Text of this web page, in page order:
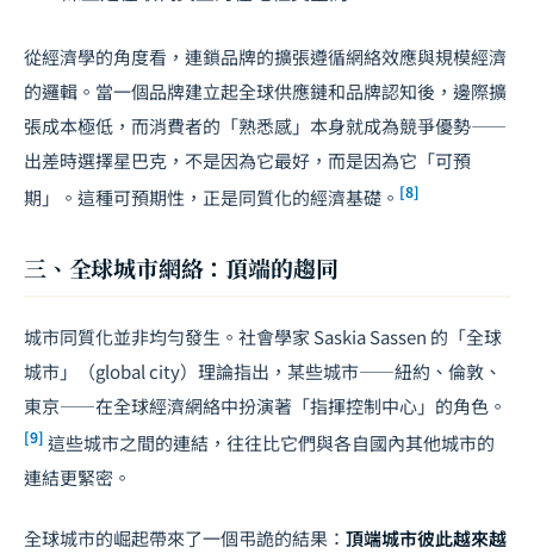
從經濟學的角度看，連鎖品牌的擴張遵循網絡效應與規模經濟
的邏輯。當一個品牌建立起全球供應鏈和品牌認知後，邊際擴
張成本極低，而消費者的「熟悉感」本身就成為競爭優勢——
出差時選擇星巴克，不是因為它最好，而是因為它「可預
期」。這種可預期性，正是同質化的經濟基礎。 [8]
三、全球城市網絡：頂端的趨同
城市同質化並非均勻發生。社會學家 Saskia Sassen 的「全球
城市」（global city）理論指出，某些城市——紐約、倫敦、
東京——在全球經濟網絡中扮演著「指揮控制中心」的角色。
[9] 這些城市之間的連結，往往比它們與各自國內其他城市的
連結更緊密。
全球城市的崛起帶來了一個弔詭的結果： 頂端城市彼此越來越